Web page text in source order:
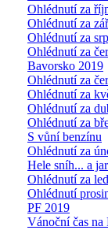
Ohlédnutí za
Ohlédnutí za
Ohlédnutí za
Ohlédnutí za
Bavorsko 2019
Ohlédnutí za
Ohlédnutí za
Ohlédnutí za
Ohlédnutí za
S vůní benzínu
Ohlédnutí za
Hele sníh... a
Ohlédnutí za
Ohlédnutí
PF 2019
Vánoční čas na